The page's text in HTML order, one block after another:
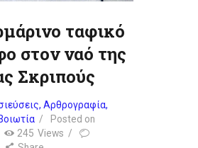
ταφικό
στον ναό της
Σκριπούς
, Αρθρογραφία,
Βοιωτία
Posted on
245 Views
δράσεων. Ανανεώνουμε το
επόμενες συναντήσεις, με νέες
ακόμη περισσότερα ταξίδια
βιβλίων.
🌿📚☀️